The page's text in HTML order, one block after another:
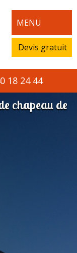
MENU
Devis gratuit
18 24 44
chapeau de